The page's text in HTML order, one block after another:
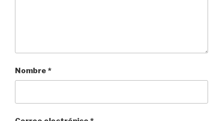
Nombre *